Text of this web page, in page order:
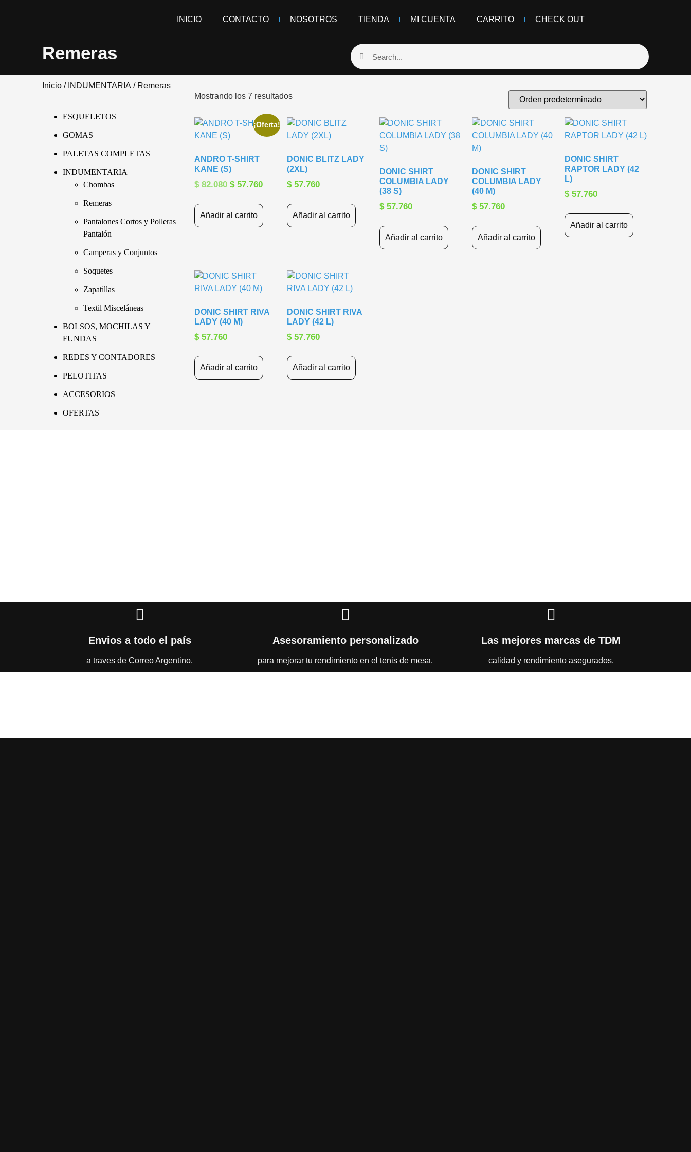
INICIO CONTACTO NOSOTROS TIENDA MI CUENTA CARRITO CHECK OUT
Remeras
Inicio / INDUMENTARIA / Remeras
ESQUELETOS
GOMAS
PALETAS COMPLETAS
INDUMENTARIA
Chombas
Remeras
Pantalones Cortos y Polleras
Pantalón
Camperas y Conjuntos
Soquetes
Zapatillas
Textil Misceláneas
BOLSOS, MOCHILAS Y
FUNDAS
REDES Y CONTADORES
PELOTITAS
ACCESORIOS
OFERTAS
Mostrando los 7 resultados
¡Oferta!
ANDRO T-SHIRT
KANE (S)
$82.080 $57.760
Añadir al carrito
DONIC BLITZ LADY
(2XL)
$57.760
Añadir al carrito
DONIC SHIRT
COLUMBIA LADY
(38 S)
$57.760
Añadir al carrito
DONIC SHIRT
COLUMBIA LADY
(40 M)
$57.760
Añadir al carrito
DONIC SHIRT
RAPTOR LADY (42
L)
$57.760
Añadir al carrito
DONIC SHIRT RIVA
LADY (40 M)
$57.760
Añadir al carrito
DONIC SHIRT RIVA
LADY (42 L)
$57.760
Añadir al carrito
Envios a todo el país
a traves de Correo Argentino.
Asesoramiento personalizado
para mejorar tu rendimiento en el tenis de mesa.
Las mejores marcas de TDM
calidad y rendimiento asegurados.